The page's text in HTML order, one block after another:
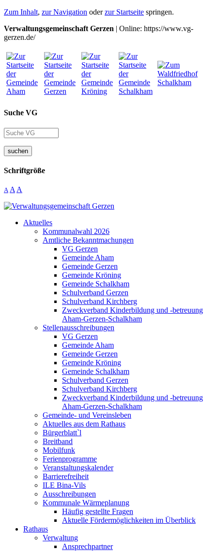
Zum Inhalt, zur Navigation oderzur Startseite springen.
Verwaltungsgemeinschaft Gerzen | Online: https://www.vg-
gerzen.de/
Suche VG
suchen
Schriftgröße
A A A
Aktuelles
Kommunalwahl 2026
Amtliche Bekanntmachungen
VG Gerzen
Gemeinde Aham
Gemeinde Gerzen
Gemeinde Kröning
Gemeinde Schalkham
Schulverband Gerzen
Schulverband Kirchberg
Zweckverband Kinderbildung und -betreuung
Aham-Gerzen-Schalkham
Stellenausschreibungen
VG Gerzen
Gemeinde Aham
Gemeinde Gerzen
Gemeinde Kröning
Gemeinde Schalkham
Schulverband Gerzen
Schulverband Kirchberg
Zweckverband Kinderbildung und -betreuung
Aham-Gerzen-Schalkham
Gemeinde- und Vereinsleben
Aktuelles aus dem Rathaus
Bürgerblatt`l
Breitband
Mobilfunk
Ferienprogramme
Veranstaltungskalender
Barrierefreiheit
ILE Bina-Vils
Ausschreibungen
Kommunale Wärmeplanung
Häufig gestellte Fragen
Aktuelle Fördermöglichkeiten im Überblick
Rathaus
Verwaltung
Ansprechpartner